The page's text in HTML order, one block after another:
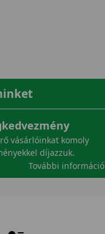
vásárlóinkat komoly
díjazzuk.
További információ